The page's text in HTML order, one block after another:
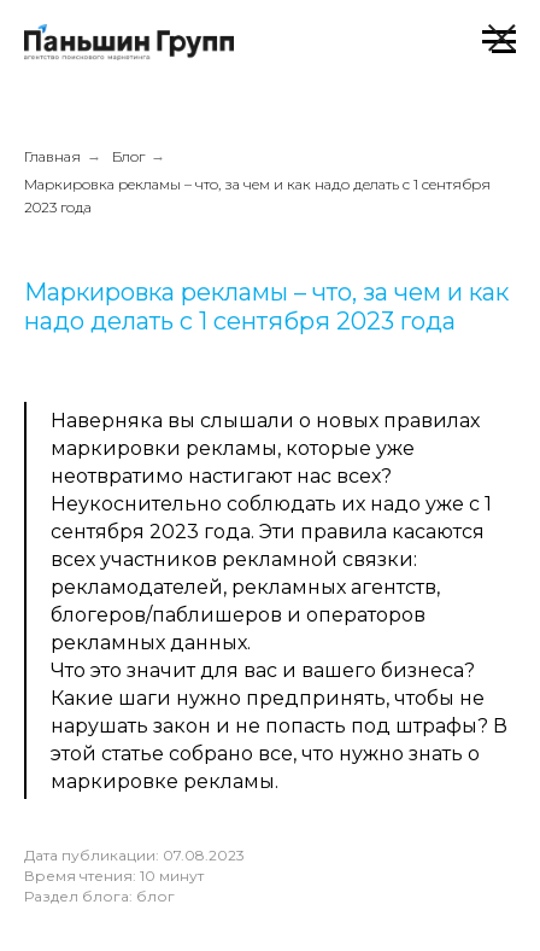
Главная → Блог →
Маркировка рекламы – что, за чем и как надо делать с 1 сентября
2023 года
Маркировка рекламы – что, за чем и как
надо делать с 1 сентября 2023 года
Наверняка вы слышали о новых правилах
маркировки рекламы, которые уже
неотвратимо настигают нас всех?
Неукоснительно соблюдать их надо уже с 1
сентября 2023 года. Эти правила касаются
всех участников рекламной связки:
рекламодателей, рекламных агентств,
блогеров/паблишеров и операторов
рекламных данных.
Что это значит для вас и вашего бизнеса?
Какие шаги нужно предпринять, чтобы не
нарушать закон и не попасть под штрафы? В
этой статье собрано все, что нужно знать о
маркировке рекламы.
Дата публикации: 07.08.2023
Время чтения: 10 минут
Раздел блога: блог